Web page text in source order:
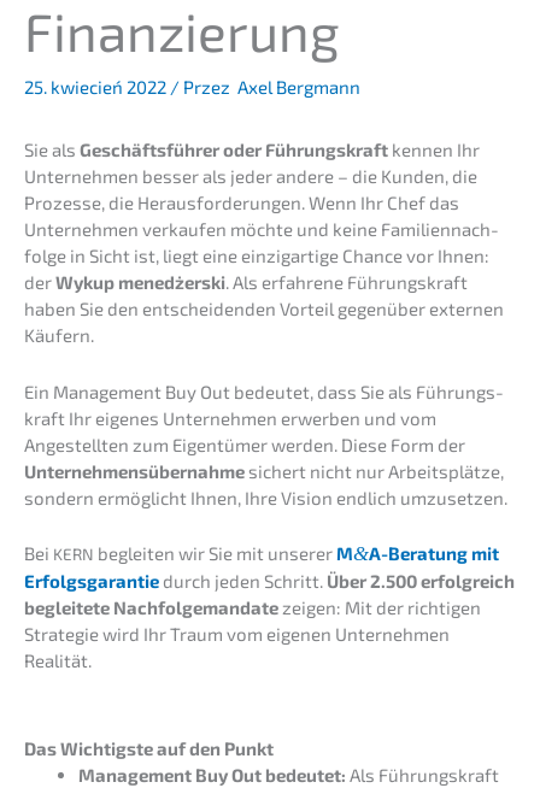
Finanzierung
25. kwiecień 2022 / Przez Axel Bergmann
Sie als Geschäfts­füh­rer oder Führungs­kraft kennen Ihr
Unter­neh­men besser als jeder andere – die Kunden, die
Prozes­se, die Heraus­for­de­run­gen. Wenn Ihr Chef das
Unter­neh­men verkau­fen möchte und keine Famili­en­nach­
fol­ge in Sicht ist, liegt eine einzig­ar­ti­ge Chance vor Ihnen:
derWykup menedżer­ski. Als erfah­re­ne Führungs­kraft
haben Sie den entschei­den­den Vorteil gegen­über exter­nen
Käufern.
Ein Manage­ment Buy Out bedeu­tet, dass Sie als Führungs­
kraft Ihr eigenes Unter­neh­men erwer­ben und vom
Angestell­ten zum Eigen­tü­mer werden. Diese Form der
Unter­neh­mens­über­nah­mesichert nicht nur Arbeits­plät­ze,
sondern ermög­licht Ihnen, Ihre Vision endlich umzusetzen.
Bei KERN beglei­ten wir Sie mit unsererM&A-Beratung mit
Erfolgs­ga­ran­tie durch jeden Schritt. Über 2.500 erfolg­reich
beglei­te­te Nachfol­ge­man­da­te zeigen: Mit der richti­gen
Strate­gie wird Ihr Traum vom eigenen Unter­neh­men
Realität.
Das Wichtigs­te auf den Punkt
Manage­ment Buy Out bedeu­tet: Als Führungs­kraft